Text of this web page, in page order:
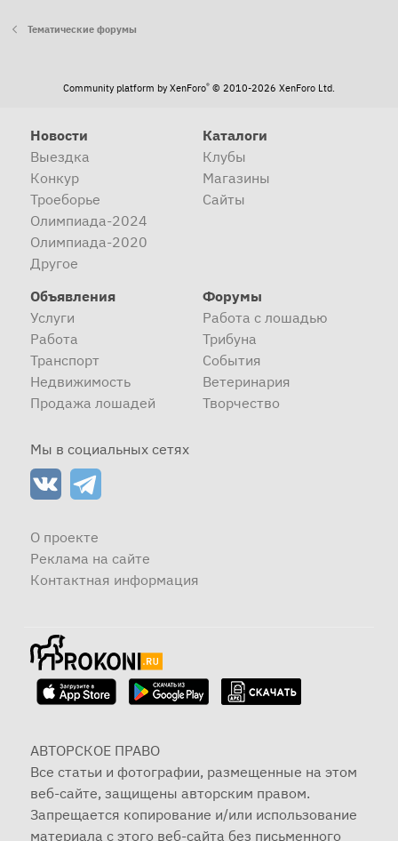
Тематические форумы
Community platform by XenForo® © 2010-2026 XenForo Ltd.
Новости
Выездка
Конкур
Троеборье
Олимпиада-2024
Олимпиада-2020
Другое
Каталоги
Клубы
Магазины
Сайты
Объявления
Услуги
Работа
Транспорт
Недвижимость
Продажа лошадей
Форумы
Работа с лошадью
Трибуна
События
Ветеринария
Творчество
Мы в социальных сетях
О проекте
Реклама на сайте
Контактная информация
АВТОРСКОЕ ПРАВО
Все статьи и фотографии, размещенные на этом
веб-сайте, защищены авторским правом.
Запрещается копирование и/или использование
материала с этого веб-сайта без письменного